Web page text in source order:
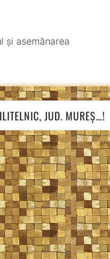
și asemănarea
JUD. MUREȘ…!